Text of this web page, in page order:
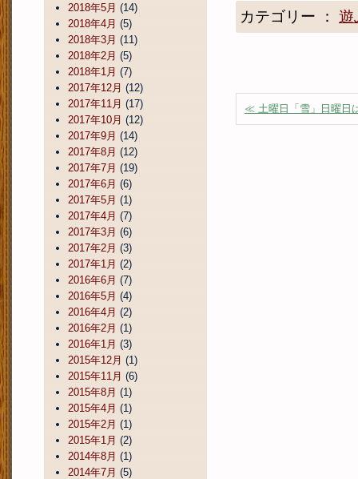
カテゴリー ： 遊
≪ 土曜日「雪」日曜日
2018年5月 (14)
2018年4月 (5)
2018年3月 (11)
2018年2月 (5)
2018年1月 (7)
2017年12月 (12)
2017年11月 (17)
2017年10月 (12)
2017年9月 (14)
2017年8月 (12)
2017年7月 (19)
2017年6月 (6)
2017年5月 (1)
2017年4月 (7)
2017年3月 (6)
2017年2月 (3)
2017年1月 (2)
2016年6月 (7)
2016年5月 (4)
2016年4月 (2)
2016年2月 (1)
2016年1月 (3)
2015年12月 (1)
2015年11月 (6)
2015年8月 (1)
2015年4月 (1)
2015年2月 (1)
2015年1月 (2)
2014年8月 (1)
2014年7月 (5)